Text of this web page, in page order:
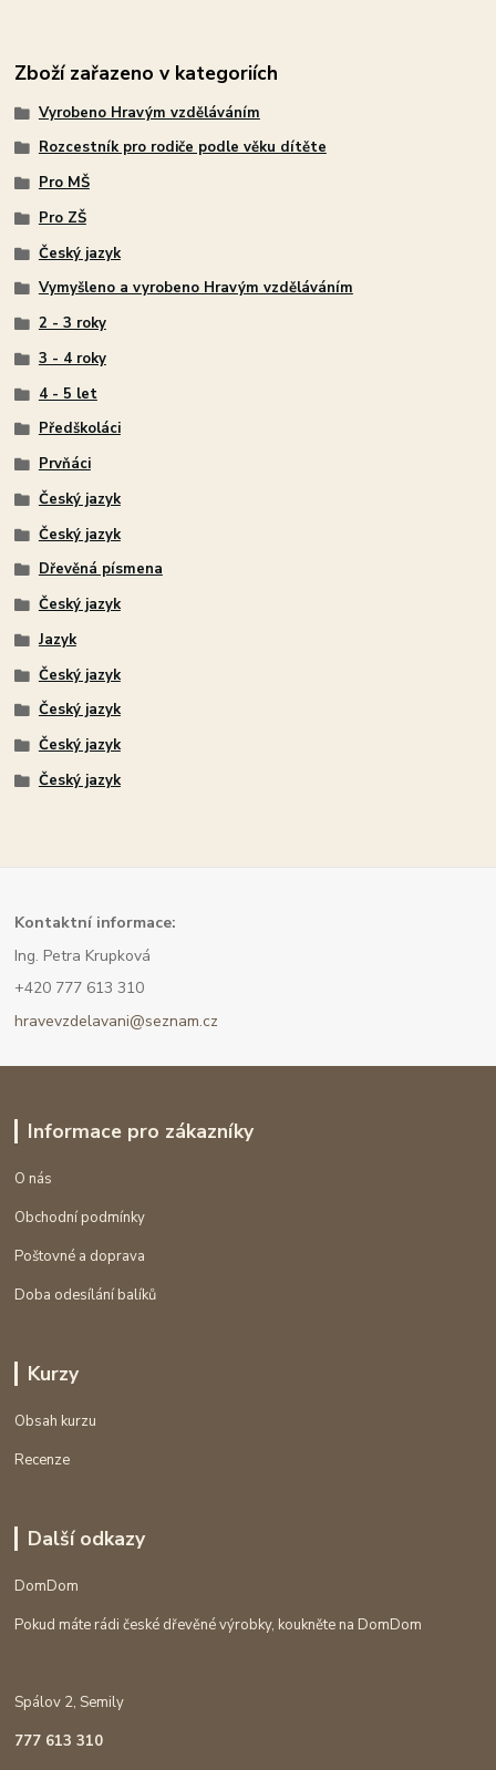
Zboží zařazeno v kategoriích
Vyrobeno Hravým vzděláváním
Rozcestník pro rodiče podle věku dítěte
Pro MŠ
Pro ZŠ
Český jazyk
Vymyšleno a vyrobeno Hravým vzděláváním
2 - 3 roky
3 - 4 roky
4 - 5 let
Předškoláci
Prvňáci
Český jazyk
Český jazyk
Dřevěná písmena
Český jazyk
Jazyk
Český jazyk
Český jazyk
Český jazyk
Český jazyk
Kontaktní informace:
Ing. Petra Krupková
+420 777 613 310
hravevzdelavani@seznam.cz
Informace pro zákazníky
O nás
Obchodní podmínky
Poštovné a doprava
Doba odesílání balíků
Kurzy
Obsah kurzu
Recenze
Další odkazy
DomDom
Pokud máte rádi české dřevěné výrobky, koukněte na DomDom
Spálov 2, Semily
777 613 310